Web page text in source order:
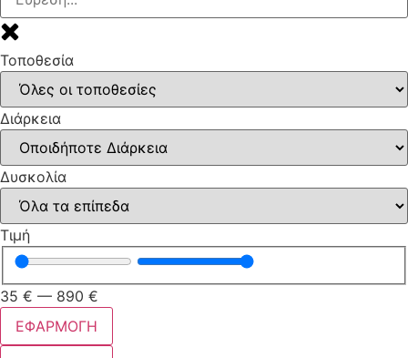
Τοποθεσία
Διάρκεια
Δυσκολία
Τιμή
35 € — 890 €
ΕΦΑΡΜΟΓΗ